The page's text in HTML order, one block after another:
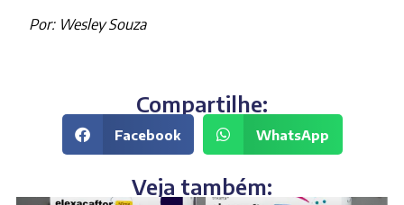
Por: Wesley Souza
Compartilhe:
Facebook WhatsApp
Veja também: